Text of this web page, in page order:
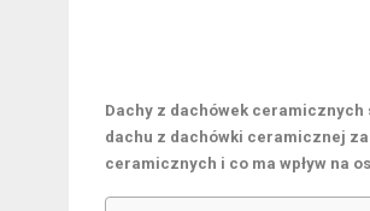
Dachy z dachówek ceramicznych
dachu z dachówki ceramicznej
ceramicznych i co ma wpływ na